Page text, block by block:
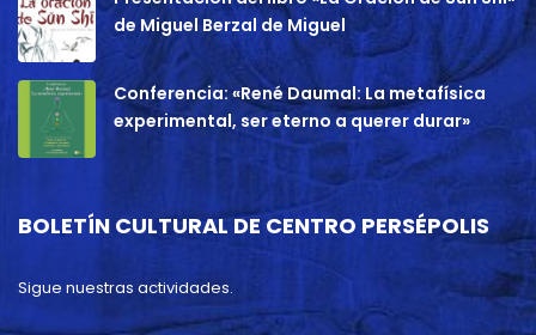
de Miguel Berzal de Miguel
Conferencia: «René Daumal: La metafísica
experimental, ser eterno a querer durar»
BOLETÍN CULTURAL DE CENTRO PERSÉPOLIS
Sigue nuestras actividades.